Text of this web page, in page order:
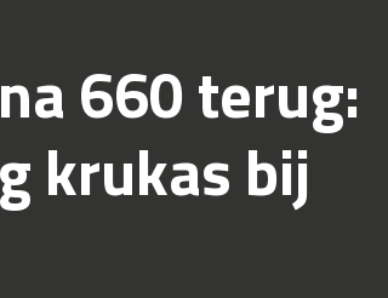
660 terug:
krukas bij